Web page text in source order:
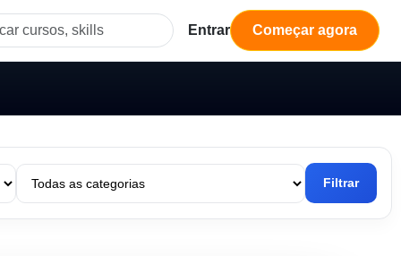
Entrar Começar agora
Filtrar